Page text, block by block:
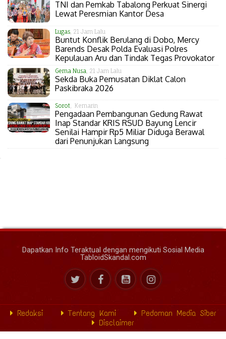
TNI dan Pemkab Tabalong Perkuat Sinergi
Lewat Peresmian Kantor Desa
Lugas, 21 Jam Lalu
Buntut Konflik Berulang di Dobo, Mercy
Barends Desak Polda Evaluasi Polres
Kepulauan Aru dan Tindak Tegas Provokator
Gema Nusa , 21 Jam Lalu
Sekda Buka Pemusatan Diklat Calon
Paskibraka 2026
Sorot, Kemarin
Pengadaan Pembangunan Gedung Rawat
Inap Standar KRIS RSUD Bayung Lencir
Senilai Hampir Rp5 Miliar Diduga Berawal
dari Penunjukan Langsung
Dapatkan Info Teraktual dengan mengikuti Sosial Media
TabloidSkandal.com
Redaksi Tentang Kami
Pedoman Media Siber
Disclaimer